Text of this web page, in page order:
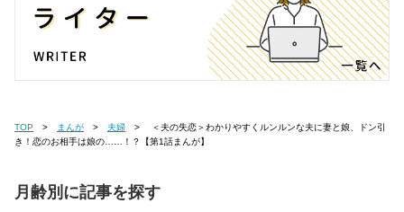
TOP まんが 夫婦
き！恋のお相手は娘の……！？【第1話まんが】
月齢別に記事を探す